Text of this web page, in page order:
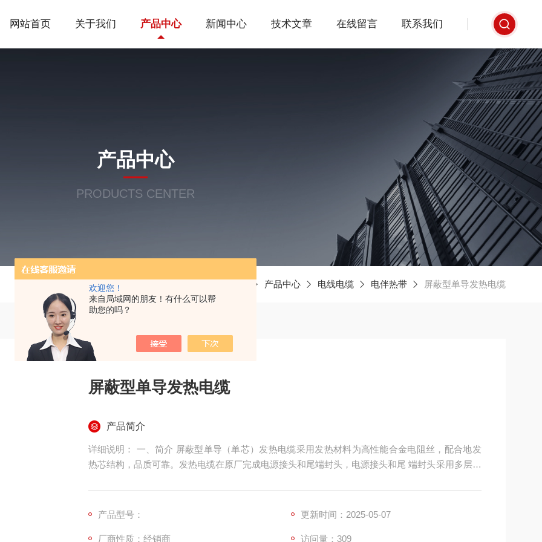
欢迎您！
来自局域网的朋友！有什么可以帮
助您的吗？
网站首页 关于我们 产品中心 新闻中心 技术文章 在线留言 联系我们
产品中心
PRODUCTS CENTER
产品中心 电线电缆 电伴热带 屏蔽型单导发热电缆
屏蔽型单导发热电缆
产品简介
详细说明： 一、简介 屏蔽型单导（单芯）发热电缆采用发热材料为高性能合金电阻丝，配合地发
热芯结构，品质可靠。发热电缆在原厂完成电源接头和尾端封头，电源接头和尾 端封头采用多层技
和外护套组成，发热电缆通电后，热线发热，并在40～60℃的温度间运行，埋设在填充层内的发热
地面辐射供暖系统的组成及工作原理：供电线路→变压器→低压配电装置→分户电度表→温控器→
产品型号： 更新时间：2025-05-07
厂商性质：经销商 访问量：309